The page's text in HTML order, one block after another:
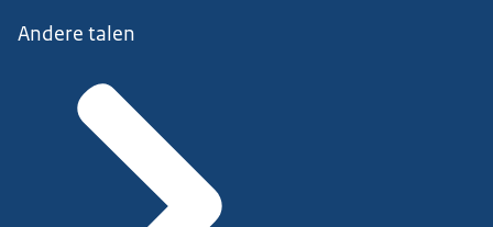
Andere talen